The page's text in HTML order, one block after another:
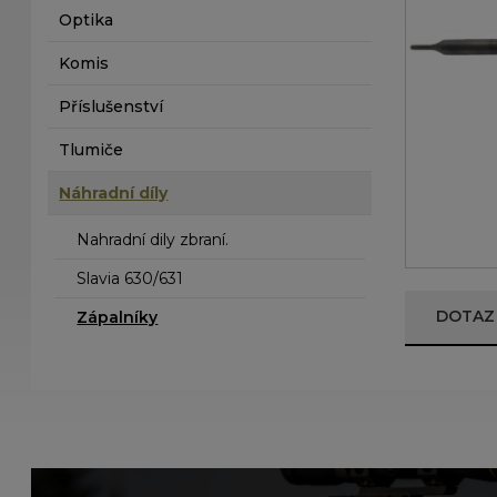
Optika
Komis
Příslušenství
Tlumiče
Náhradní díly
Nahradní dily zbraní.
Slavia 630/631
Zápalníky
DOTAZ